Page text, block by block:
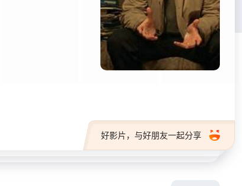
好影片，与好朋友一起分享